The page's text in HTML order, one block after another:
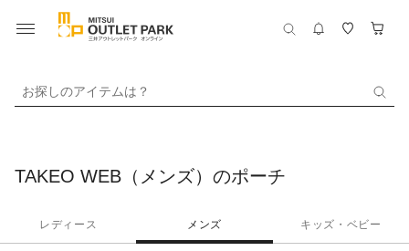
お探しのアイテムは？
TAKEO WEB（メンズ）のポーチ
レディース メンズ キッズ・ベビー